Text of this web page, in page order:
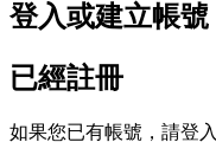
登入或建立帳號
已經註冊
如果您已有帳號，請登入